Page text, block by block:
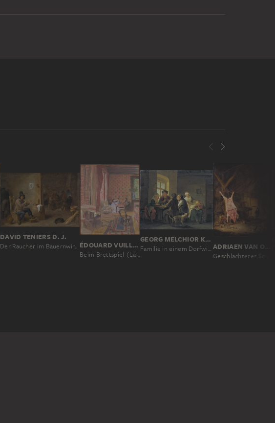
DAVID TENIERS D. J.
Der Raucher im Bauernwirtshaus ÉDOUARD VUILLARD
Beim Brettspiel (La partie de Dames)
GEORG MELCHIOR KRAUS
Familie in einem Dorfwirtshaus